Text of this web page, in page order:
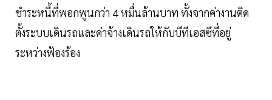
ชำระหนี้ที่พอกพูนกว่า 4 หมื่นล้านบาท ทั้งจากค่างานติด
ตั้งระบบเดินรถและค่าจ้างเดินรถให้กับบีทีเอสซีที่อยู่
ระหว่างฟ้องร้อง